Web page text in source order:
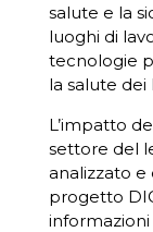
salute e la
luoghi di
tecnologie
la salute dei
L’impatto
settore del
analizzato e
progetto